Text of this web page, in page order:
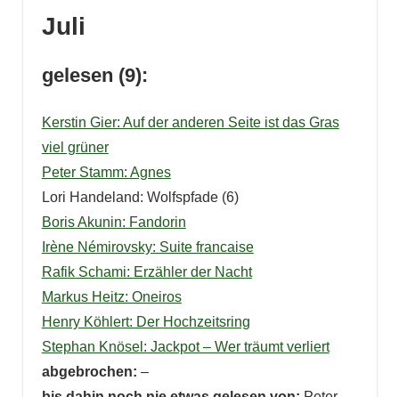
Juli
gelesen (9):
Kerstin Gier: Auf der anderen Seite ist das Gras
viel grüner
Peter Stamm: Agnes
Lori Handeland: Wolfspfade (6)
Boris Akunin: Fandorin
Irène Némirovsky: Suite francaise
Rafik Schami: Erzähler der Nacht
Markus Heitz: Oneiros
Henry Köhlert: Der Hochzeitsring
Stephan Knösel: Jackpot – Wer träumt verliert
abgebrochen: –